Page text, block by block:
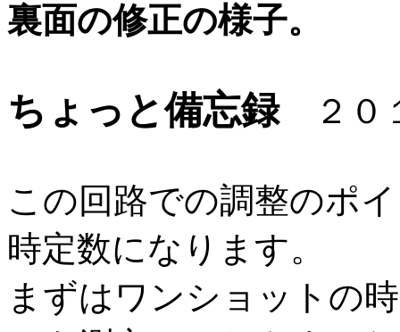
裏面の修正の様子。
ちょっと備忘録２０
この回路での調整のポ
時定数になります。
まずはワンショットの